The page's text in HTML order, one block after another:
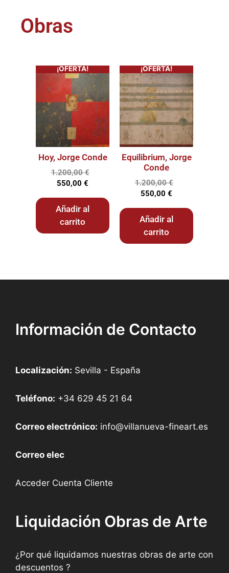
Obras
¡OFERTA!
Hoy, Jorge Conde
1.200,00€
550,00 €
Añadir al
carrito
¡OFERTA!
Equilibrium, Jorge
Conde
1.200,00€
550,00 €
Añadir al
carrito
Información de Contacto
Localización: Sevilla - España
Teléfono: +34 629 45 21 64
Correo electrónico: info@villanueva-fineart.es
Correo elec
Acceder Cuenta Cliente
Liquidación Obras de Arte
¿Por qué liquidamos nuestras obras de arte con
descuentos ?